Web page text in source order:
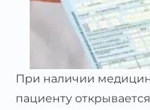
При наличии
пациенту